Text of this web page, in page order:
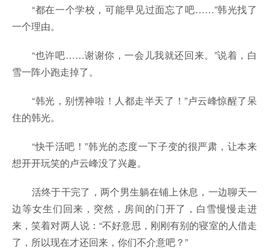
“都在一个学校，可能早见过面忘了吧……”韩光找了
一个理由。
“也许吧……谢谢你，一会儿我就还回来。”说着，白
雪一阵小跑走掉了。
“韩光，别愣神啦！人都走半天了！”卢云峰惊醒了呆
住的韩光。
“快干活吧！”韩光的态度一下子变的很严肃，让本来
想开开玩笑的卢云峰没了兴趣。
活终于干完了，两个男生躺在铺上休息，一边聊天一
边等女生们回来，突然，房间的门开了，白雪慢慢走进
来，笑着对两人说：“不好意思，刚刚有别的寝室的人借走
了，所以现在才还回来，你们不介意吧？”